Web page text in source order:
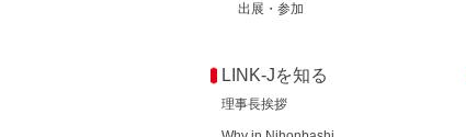
出展・参加
LINK-Jを知る
理事長挨拶